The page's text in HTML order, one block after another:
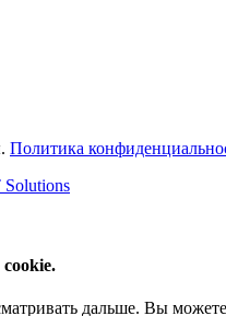
Политика
Solutions
дальше. Вы